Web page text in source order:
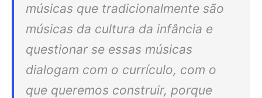
músicas que tradicionalmente são
músicas da cultura da infância e
questionar se essas músicas
dialogam com o currículo, com o
que queremos construir, porque